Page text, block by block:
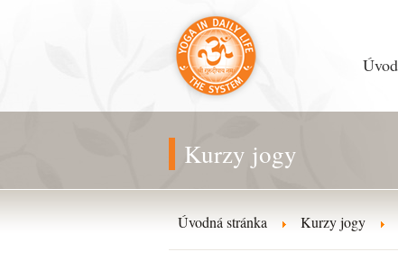
Úvod
Kurzy jogy
Úvodná stránka Kurzy jogy